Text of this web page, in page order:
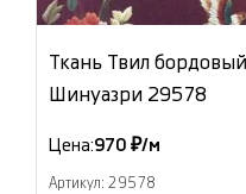
Ткань Твил
Шинуазри 29578
Цена:970 ₽/м
Артикул: 29578